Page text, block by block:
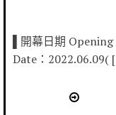
▌開幕日期
Date：2022.06.09(